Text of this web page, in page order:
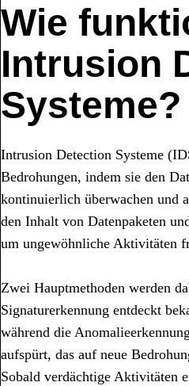
Wie
Intrusion
Systeme?
Intrusion Detection Systeme
Bedrohungen, indem sie den
kontinuierlich überwachen und
den Inhalt von Datenpaketen
um ungewöhnliche Aktivitäten
Zwei Hauptmethoden werden
Signaturerkennung entdeckt
während die
aufspürt, das auf neue
Sobald verdächtige Aktivitäten